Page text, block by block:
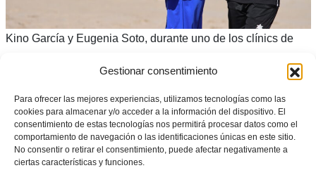
Gestionar consentimiento
Para ofrecer las mejores experiencias, utilizamos tecnologías como las
cookies para almacenar y/o acceder a la información del dispositivo. El
consentimiento de estas tecnologías nos permitirá procesar datos como el
comportamiento de navegación o las identificaciones únicas en este sitio.
No consentir o retirar el consentimiento, puede afectar negativamente a
ciertas características y funciones.
Kino García y Eugenia Soto, durante uno de los clínics de
Clínics en marcha
En la actualidad, siguen en marcha los clínics en donde se
elegirán a la mayoría de jugadores que integren estas
selecciones.